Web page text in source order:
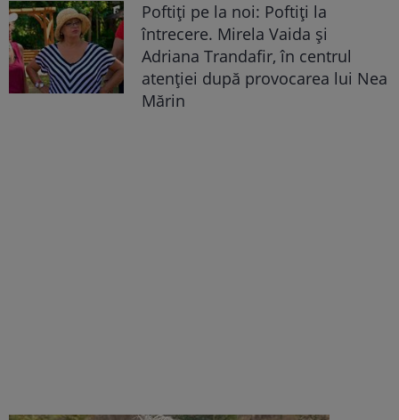
Poftiți pe la noi: Poftiți la
întrecere. Mirela Vaida și
Adriana Trandafir, în centrul
atenției după provocarea lui Nea
Mărin